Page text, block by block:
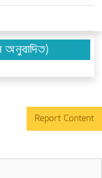
অনুবাদিত)
Report Content